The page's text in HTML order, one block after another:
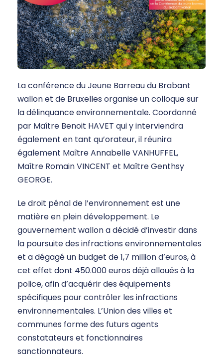
La conférence du Jeune Barreau du Brabant
wallon et de Bruxelles organise un colloque sur
la délinquance environnementale. Coordonné
par Maître Benoit HAVET qui y interviendra
également en tant qu’orateur, il réunira
également Maître Annabelle VANHUFFEL,
Maître Romain VINCENT et Maître Genthsy
GEORGE.
Le droit pénal de l’environnement est une
matière en plein développement. Le
gouvernement wallon a décidé d’investir dans
la poursuite des infractions environnementales
et a dégagé un budget de 1,7 million d’euros, à
cet effet dont 450.000 euros déjà alloués à la
police, afin d’acquérir des équipements
spécifiques pour contrôler les infractions
environnementales. L’Union des villes et
communes forme des futurs agents
constatateurs et fonctionnaires
sanctionnateurs.